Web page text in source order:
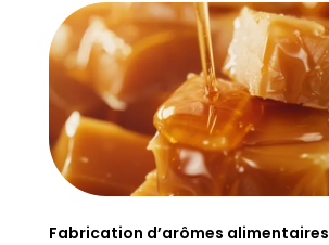
Fabrication d’arômes